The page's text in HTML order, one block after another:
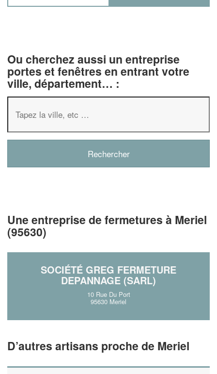
Ou cherchez aussi un entreprise
portes et fenêtres en entrant votre
ville, département… :
Une entreprise de fermetures à Meriel
(95630)
SOCIÉTÉ GREG FERMETURE
DEPANNAGE (SARL)
10 Rue Du Port
95630 Meriel
D’autres artisans proche de Meriel
Vous êtes un
professionnel ?
nouveaux clients!